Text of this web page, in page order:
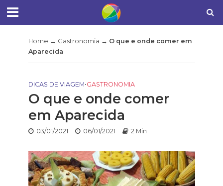
Home → Gastronomia → O que e onde comer em
Aparecida
DICAS DE VIAGEM•GASTRONOMIA
O que e onde comer
em Aparecida
03/01/2021 06/01/2021 2 Min